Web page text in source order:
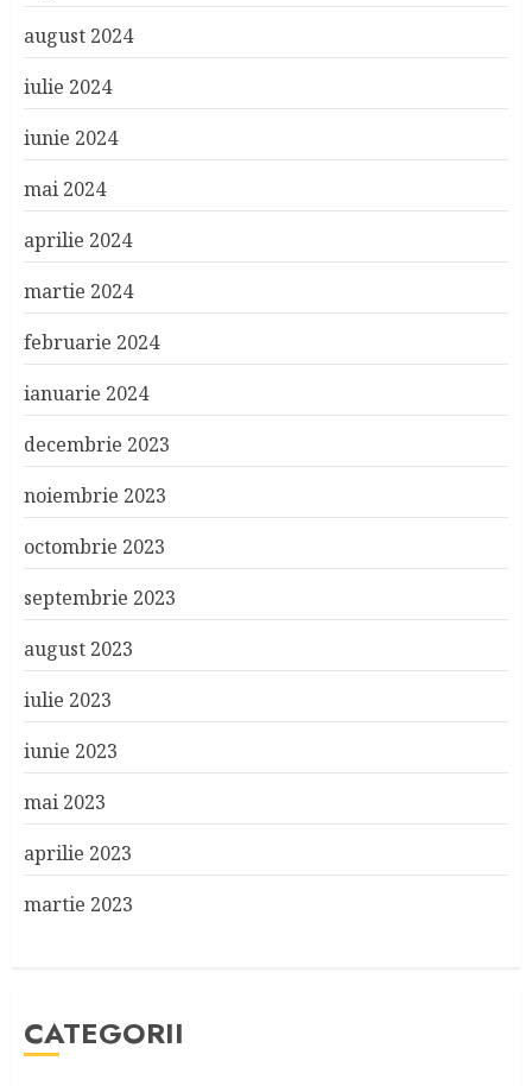
august 2024
iulie 2024
iunie 2024
mai 2024
aprilie 2024
martie 2024
februarie 2024
ianuarie 2024
decembrie 2023
noiembrie 2023
octombrie 2023
septembrie 2023
august 2023
iulie 2023
iunie 2023
mai 2023
aprilie 2023
martie 2023
CATEGORII